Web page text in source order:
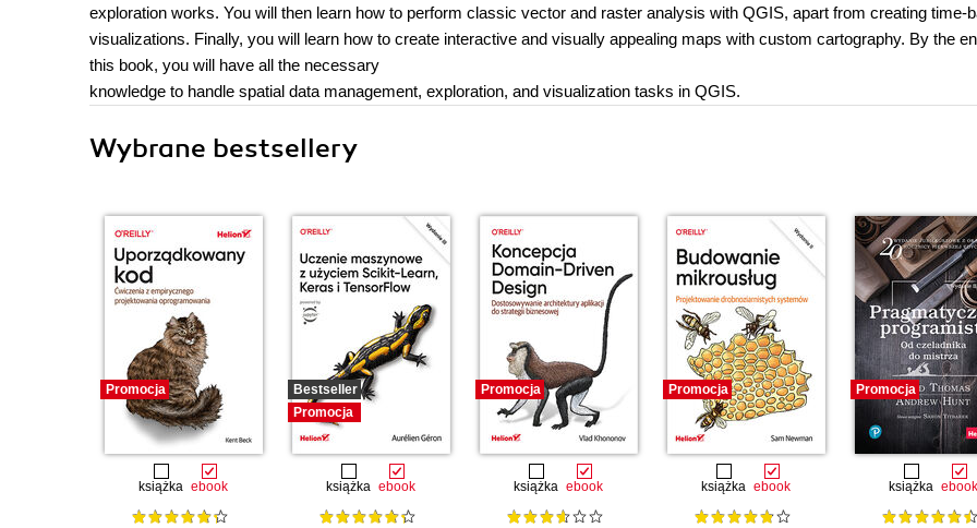
exploration works. You will then learn how to perform classic vector and raster analysis with QGIS, apart from creating time-
visualizations. Finally, you will learn how to create interactive and visually appealing maps with custom cartography. By the
this book, you will have all the necessary
knowledge to handle spatial data management, exploration, and visualization tasks in QGIS.
Wybrane bestsellery
Promocja
książka ebook
Bestseller
Promocja
książka ebook
Promocja
książka ebook
Promocja
książka ebook
Promocja
książka ebook